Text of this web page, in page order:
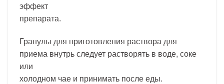
эффект
препарата.
Гранулы для приготовления раствора для
приема внутрь следует растворять в воде, соке
или
холодном чае и принимать после еды.